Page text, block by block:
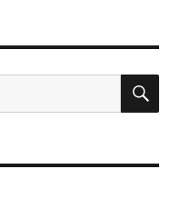
CÉD
ENT
ANT
E